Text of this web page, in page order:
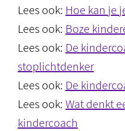
Lees ook: Hoe kan je
Lees ook: Boze
Lees ook: De
stoplichtdenker
Lees ook: De
Lees ook: Wat denkt
kindercoach